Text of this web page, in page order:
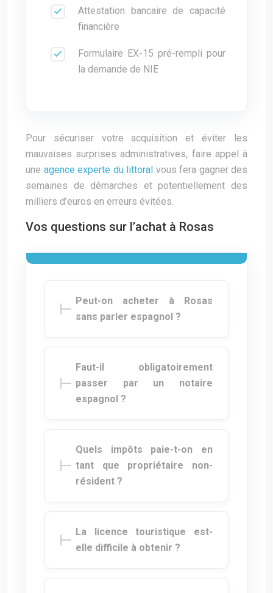
Attestation bancaire de capacité
financière
Formulaire EX-15 pré-rempli pour
la demande de NIE
Pour sécuriser votre acquisition et éviter les
mauvaises surprises administratives, faire appel à
une agence experte du littoral vous fera gagner des
semaines de démarches et potentiellement des
milliers d’euros en erreurs évitées.
Vos questions sur l’achat à Rosas
Peut-on acheter à Rosas
sans parler espagnol ?
Faut-il obligatoirement
passer par un notaire
espagnol ?
Quels impôts paie-t-on en
tant que propriétaire non-
résident ?
La licence touristique est-
elle difficile à obtenir ?